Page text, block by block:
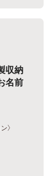
収納
名前
〉